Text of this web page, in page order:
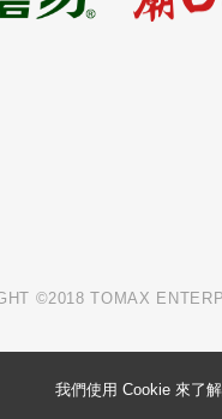
©2018 TOMAX
我們使用 Cookie 來了